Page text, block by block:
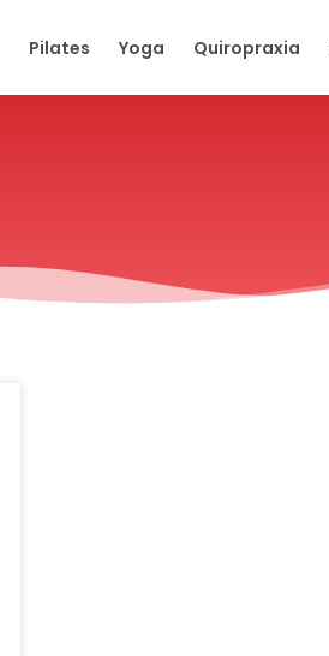
Pilates Yoga Quiropraxia